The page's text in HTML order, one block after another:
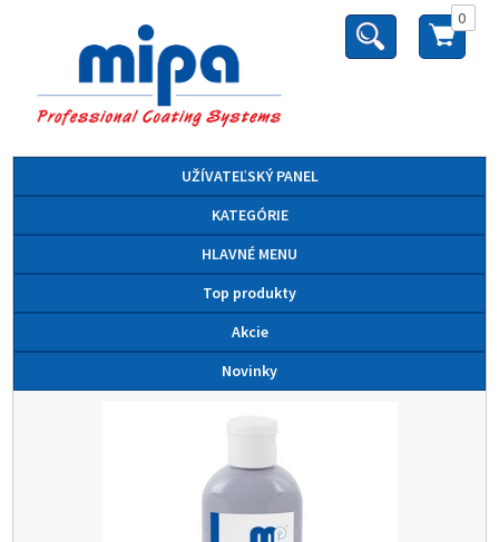
0
UŽÍVATEĽSKÝ PANEL
KATEGÓRIE
HLAVNÉ MENU
Top produkty
Akcie
Novinky